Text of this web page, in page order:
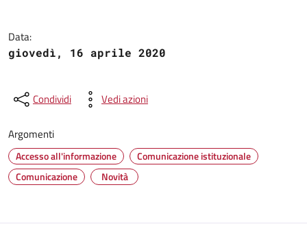
Data:
giovedì, 16 aprile 2020
Condividi Vedi azioni
Argomenti
Accesso all'informazione
Comunicazione istituzionale
Comunicazione
Novità